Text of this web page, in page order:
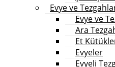
Evye ve
Evye ve
Ara
Et
Evyeler
Evyeli